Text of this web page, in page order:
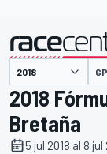
presentado por
2018
Bretaña
5 jul 2018 al 8 jul